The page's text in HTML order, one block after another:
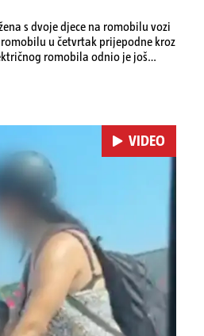
s dvoje djece na romobilu vozi
u četvrtak prijepodne kroz
romobila odnio je još
VIDEO